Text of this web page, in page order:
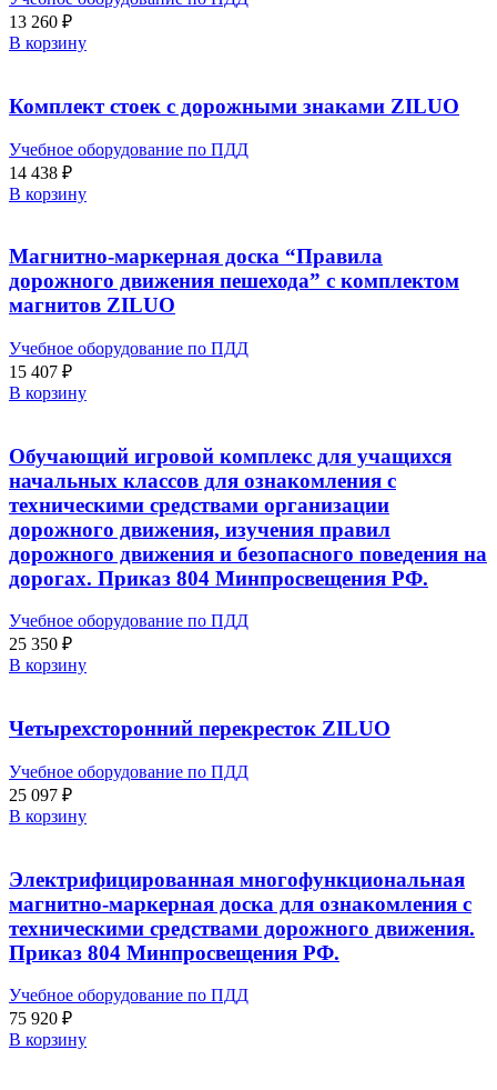
13 260 ₽
В корзину
Комплект стоек с дорожными знаками ZILUO
Учебное оборудование по ПДД
14 438 ₽
В корзину
Магнитно-маркерная доска “Правила
дорожного движения пешехода” с комплектом
магнитов ZILUO
Учебное оборудование по ПДД
15 407 ₽
В корзину
Обучающий игровой комплекс для учащихся
начальных классов для ознакомления с
техническими средствами организации
дорожного движения, изучения правил
дорожного движения и безопасного поведения на
дорогах. Приказ 804 Минпросвещения РФ.
Учебное оборудование по ПДД
25 350 ₽
В корзину
Четырехсторонний перекресток ZILUO
Учебное оборудование по ПДД
25 097 ₽
В корзину
Электрифицированная многофункциональная
магнитно-маркерная доска для ознакомления с
техническими средствами дорожного движения.
Приказ 804 Минпросвещения РФ.
Учебное оборудование по ПДД
75 920 ₽
В корзину